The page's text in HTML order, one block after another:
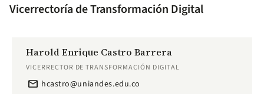
Vicerrectoría de Transformación Digital
Harold Enrique Castro Barrera
VICERRECTOR DE TRANSFORMACIÓN DIGITAL
email hcastro@uniandes.edu.co